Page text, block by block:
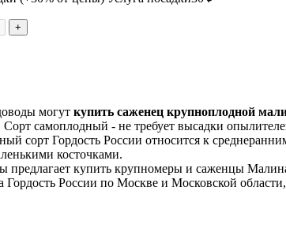
могут купить саженец крупноплодной
самоплодный - не требует высадки
сорт Гордость России относится к
косточками.
купить крупномеры и саженцы
России по Москве и Московской